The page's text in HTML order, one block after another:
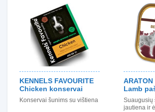
KENNELS FAVOURITE
Chicken konservai
Konservai šunims su vištiena
Lamb
Suaugusių
jautiena ir